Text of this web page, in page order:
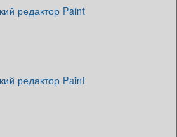
редактор Paint
редактор Paint